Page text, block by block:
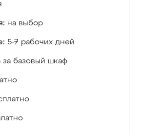
на выбор
5-7 рабочих дней
за базовый шкаф